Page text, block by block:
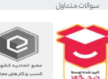
سوالات متداول